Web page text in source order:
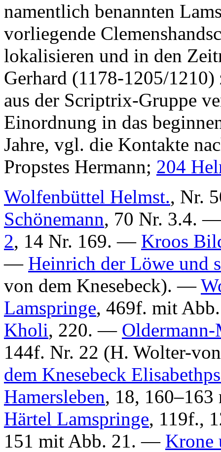
namentlich benannten
vorliegende
lokalisieren und in den
Gerhard (1178-1205/
aus der Scriptrix-Gruppe
Einordnung in das
Jahre, vgl. die Kontakte
Propstes Hermann; 204
Wolfenbüttel Helmst., Nr.
Schönemann, 70 Nr. 3.4.
2, 14 Nr. 169. — Kroos
— Heinrich der Löwe und
von dem Knesebeck). —
Lamspringe, 469f. mit
Kholi, 220. — Oldermann-
144f. Nr. 22 (H. Wolter-
dem Knesebeck
Hamersleben, 18,
Härtel Lamspringe, 119f.,
151 mit Abb. 21. — Krone